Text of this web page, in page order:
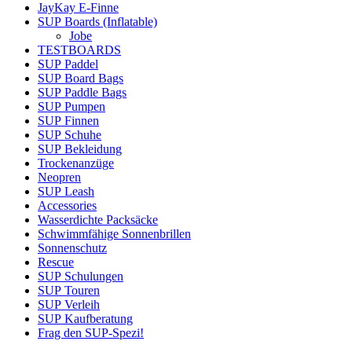
JayKay E-Finne
SUP Boards (Inflatable)
Jobe
TESTBOARDS
SUP Paddel
SUP Board Bags
SUP Paddle Bags
SUP Pumpen
SUP Finnen
SUP Schuhe
SUP Bekleidung
Trockenanzüge
Neopren
SUP Leash
Accessories
Wasserdichte Packsäcke
Schwimmfähige Sonnenbrillen
Sonnenschutz
Rescue
SUP Schulungen
SUP Touren
SUP Verleih
SUP Kaufberatung
Frag den SUP-Spezi!